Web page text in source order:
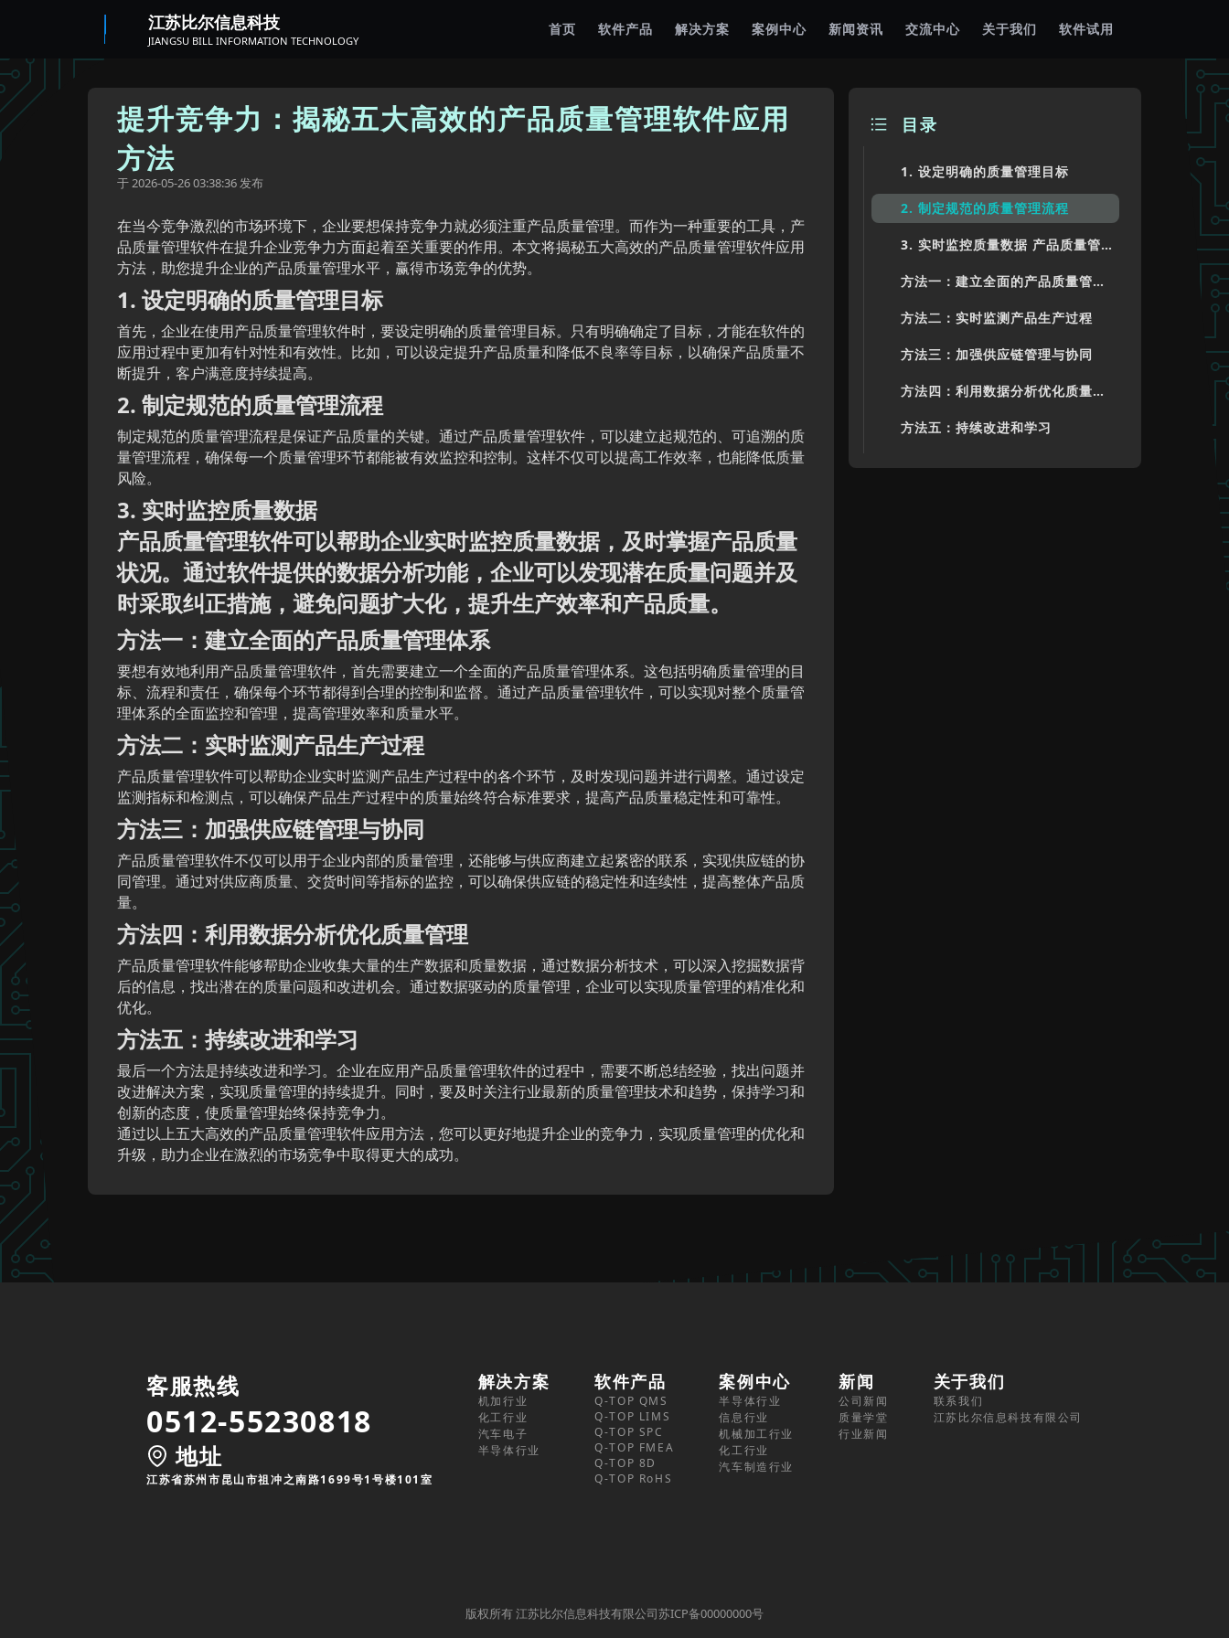
江苏比尔信息科技
JIANGSU BILL INFORMATION TECHNOLOGY
首页 软件产品 解决方案 案例中心 新闻资讯 交流中心 关于我们 软件试用
提升竞争力：揭秘五大高效的产品质量管理软件应用
方法
于2026-05-26 03:38:36 发布
在当今竞争激烈的市场环境下，企业要想保持竞争力就必须注重产品质量管理。而作为一种重要的工具，产
品质量管理软件在提升企业竞争力方面起着至关重要的作用。本文将揭秘五大高效的产品质量管理软件应用
方法，助您提升企业的产品质量管理水平，赢得市场竞争的优势。
1. 设定明确的质量管理目标
首先，企业在使用产品质量管理软件时，要设定明确的质量管理目标。只有明确确定了目标，才能在软件的
应用过程中更加有针对性和有效性。比如，可以设定提升产品质量和降低不良率等目标，以确保产品质量不
断提升，客户满意度持续提高。
2. 制定规范的质量管理流程
制定规范的质量管理流程是保证产品质量的关键。通过产品质量管理软件，可以建立起规范的、可追溯的质
量管理流程，确保每一个质量管理环节都能被有效监控和控制。这样不仅可以提高工作效率，也能降低质量
风险。
3. 实时监控质量数据
产品质量管理软件可以帮助企业实时监控质量数据，及时掌握产品质量
状况。通过软件提供的数据分析功能，企业可以发现潜在质量问题并及
时采取纠正措施，避免问题扩大化，提升生产效率和产品质量。
方法一：建立全面的产品质量管理体系
要想有效地利用产品质量管理软件，首先需要建立一个全面的产品质量管理体系。这包括明确质量管理的目
标、流程和责任，确保每个环节都得到合理的控制和监督。通过产品质量管理软件，可以实现对整个质量管
理体系的全面监控和管理，提高管理效率和质量水平。
方法二：实时监测产品生产过程
产品质量管理软件可以帮助企业实时监测产品生产过程中的各个环节，及时发现问题并进行调整。通过设定
监测指标和检测点，可以确保产品生产过程中的质量始终符合标准要求，提高产品质量稳定性和可靠性。
方法三：加强供应链管理与协同
产品质量管理软件不仅可以用于企业内部的质量管理，还能够与供应商建立起紧密的联系，实现供应链的协
同管理。通过对供应商质量、交货时间等指标的监控，可以确保供应链的稳定性和连续性，提高整体产品质
量。
方法四：利用数据分析优化质量管理
产品质量管理软件能够帮助企业收集大量的生产数据和质量数据，通过数据分析技术，可以深入挖掘数据背
后的信息，找出潜在的质量问题和改进机会。通过数据驱动的质量管理，企业可以实现质量管理的精准化和
优化。
方法五：持续改进和学习
最后一个方法是持续改进和学习。企业在应用产品质量管理软件的过程中，需要不断总结经验，找出问题并
改进解决方案，实现质量管理的持续提升。同时，要及时关注行业最新的质量管理技术和趋势，保持学习和
创新的态度，使质量管理始终保持竞争力。
通过以上五大高效的产品质量管理软件应用方法，您可以更好地提升企业的竞争力，实现质量管理的优化和
升级，助力企业在激烈的市场竞争中取得更大的成功。
目录
1. 设定明确的质量管理目标
2. 制定规范的质量管理流程
3. 实时监控质量数据 产品质量管理软件可以帮助企业实时监控质量数据，及时掌握产品质量状况。通过软件提供的数据分析功能，企业可以发现潜在质量问题并及时采取纠正措施，避免问题扩大化，提升生产效率和产品质量。
方法一：建立全面的产品质量管理体系
方法二：实时监测产品生产过程
方法三：加强供应链管理与协同
方法四：利用数据分析优化质量管理
方法五：持续改进和学习
客服热线
0512-55230818
地址
江苏省苏州市昆山市祖冲之南路1699号1号楼101室
解决方案
机加行业
化工行业
汽车电子
半导体行业
软件产品
Q-TOP QMS
Q-TOP LIMS
Q-TOP SPC
Q-TOP FMEA
Q-TOP 8D
Q-TOP RoHS
案例中心
半导体行业
信息行业
机械加工行业
化工行业
汽车制造行业
新闻
公司新闻
质量学堂
行业新闻
关于我们
联系我们
江苏比尔信息科技有限公司
版权所有 江苏比尔信息科技有限公司苏ICP备00000000号